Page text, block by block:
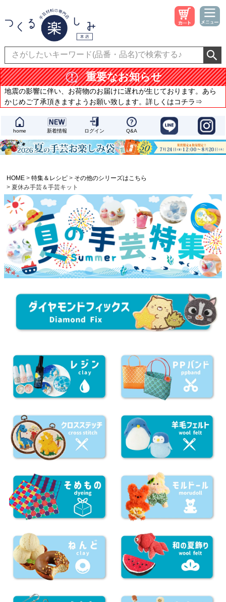
重要なお知らせ
地震の影響に伴い、お荷物のお届けに遅れが生じております。あら
かじめご了承頂きますようお願い致します。詳しくはコチラ⇒
home 新着情報 ログイン Q&A
HOME 特集＆レシピ
その他のシリーズはこちら
夏休み手芸＆手芸キット